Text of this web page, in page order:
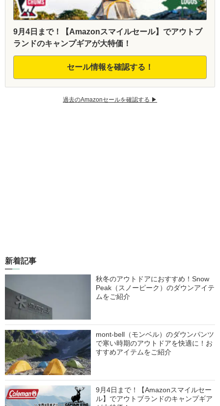
9月4日まで！【Amazonスマイルセール】でアウトブ
ランドのキャンプギアが大特価！
セール情報を確認する！
過去のAmazonセールを確認する ▶︎
新着記事
秋冬のアウトドアにおすすめ！Snow
Peak（スノーピーク）のダウンアイテ
ムをご紹介
mont-bell（モンベル）のダウンパンツ
で寒い時期のアウトドアを快適に！お
すすめアイテムをご紹介
9月4日まで！【Amazonスマイルセー
ル】でアウトブランドのキャンプギア